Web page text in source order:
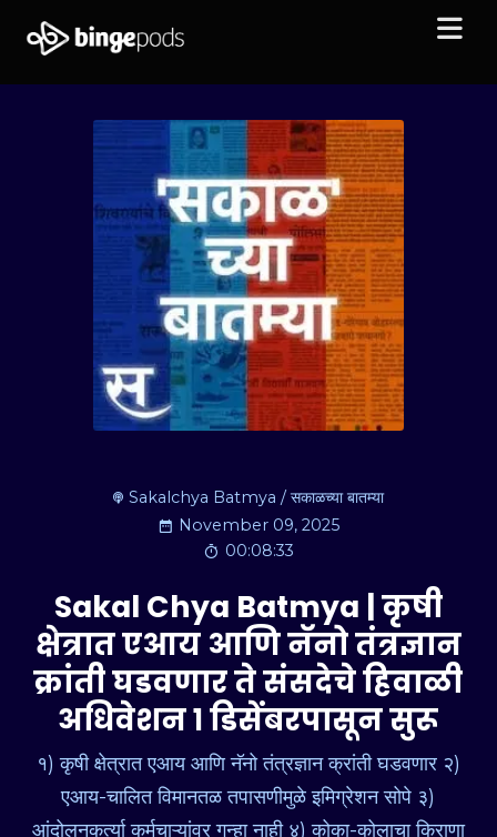
Sakalchya Batmya / सकाळच्या बातम्या
November 09, 2025
00:08:33
Sakal Chya Batmya | कृषी
क्षेत्रात एआय आणि नॅनो तंत्रज्ञान
क्रांती घडवणार ते संसदेचे हिवाळी
अधिवेशन १ डिसेंबरपासून सुरू
१) कृषी क्षेत्रात एआय आणि नॅनो तंत्रज्ञान क्रांती घडवणार २)
एआय-चालित विमानतळ तपासणीमुळे इमिग्रेशन सोपे ३)
आंदोलनकर्त्या कर्मचाऱ्यांवर गुन्हा नाही ४) कोका-कोलाचा किराणा